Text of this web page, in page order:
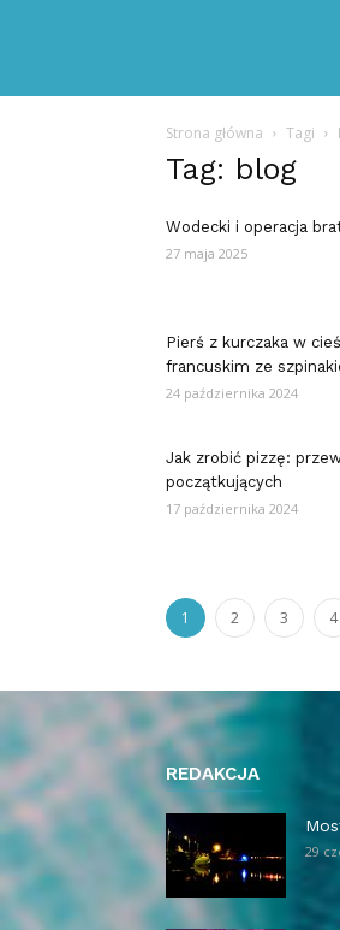
Strona główna Tagi
Tag: blog
Wodecki i operacja
27 maja 2025
Pierś z kurczaka w
francuskim ze
24 października 2024
Jak zrobić pizzę:
początkujących
17 października 2024
1 2 3 4
REDAKCJA
29